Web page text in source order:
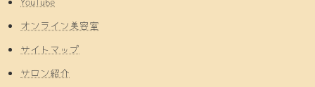
オンライン美容室
サイトマップ
サロン紹介